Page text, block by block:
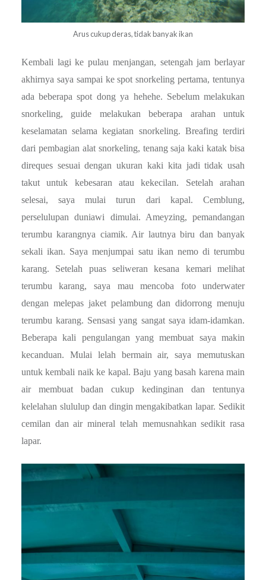
Arus cukup deras, tidak banyak ikan
Kembali lagi ke pulau menjangan, setengah jam berlayar
akhirnya saya sampai ke spot snorkeling pertama, tentunya
ada beberapa spot dong ya hehehe. Sebelum melakukan
snorkeling, guide melakukan beberapa arahan untuk
keselamatan selama kegiatan snorkeling. Breafing terdiri
dari pembagian alat snorkeling, tenang saja kaki katak bisa
direques sesuai dengan ukuran kaki kita jadi tidak usah
takut untuk kebesaran atau kekecilan. Setelah arahan
selesai, saya mulai turun dari kapal. Cemblung,
perselulupan duniawi dimulai. Ameyzing, pemandangan
terumbu karangnya ciamik. Air lautnya biru dan banyak
sekali ikan. Saya menjumpai satu ikan nemo di terumbu
karang. Setelah puas seliweran kesana kemari melihat
terumbu karang, saya mau mencoba foto underwater
dengan melepas jaket pelambung dan didorrong menuju
terumbu karang. Sensasi yang sangat saya idam-idamkan.
Beberapa kali pengulangan yang membuat saya makin
kecanduan. Mulai lelah bermain air, saya memutuskan
untuk kembali naik ke kapal. Baju yang basah karena main
air membuat badan cukup kedinginan dan tentunya
kelelahan slululup dan dingin mengakibatkan lapar. Sedikit
cemilan dan air mineral telah memusnahkan sedikit rasa
lapar.